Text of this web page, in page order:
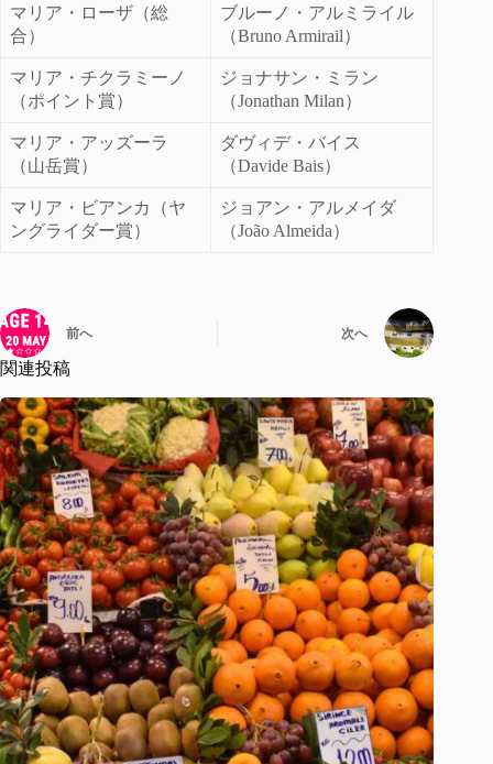
マリア・ローザ（総
合）
ブルーノ・アルミライル
（Bruno Armirail）
マリア・チクラミーノ
（ポイント賞）
ジョナサン・ミラン
（Jonathan Milan）
マリア・アッズーラ
（山岳賞）
ダヴィデ・バイス
（Davide Bais）
マリア・ビアンカ（ヤ
ングライダー賞）
ジョアン・アルメイダ
（João Almeida）
前へ 次へ
関連投稿